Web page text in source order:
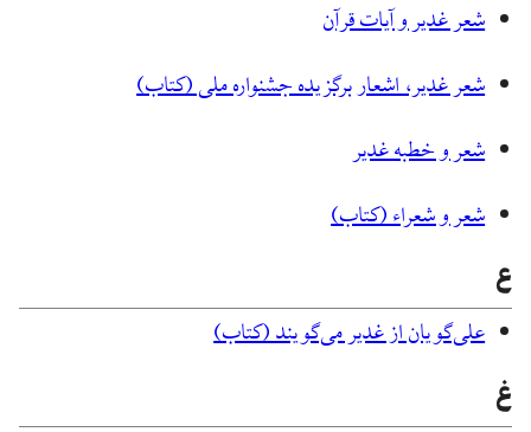
شعر غدیر و آیات قرآن
شعر غدیر، اشعار برگزیده جشنواره ملی (کتاب)
شعر و خطبه غدیر
شعر و شعراء (کتاب)
ع
علی‌گویان از غدیر می‌گویند (کتاب)
غ